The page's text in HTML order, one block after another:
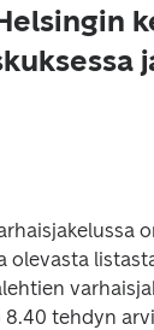
olevasta
8.40 tehdyn